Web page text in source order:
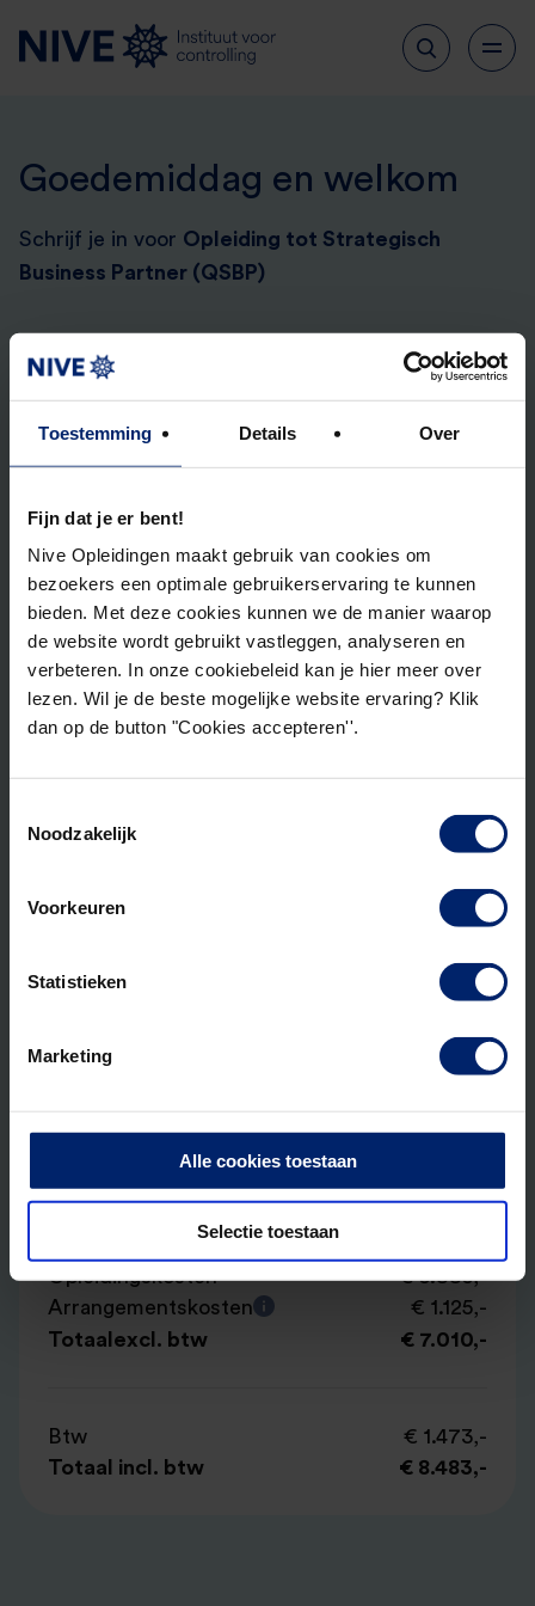
Toestemming Details Over
Fijn dat je er bent!
Nive Opleidingen maakt gebruik van cookies om
bezoekers een optimale gebruikerservaring te kunnen
bieden. Met deze cookies kunnen we de manier waarop
de website wordt gebruikt vastleggen, analyseren en
verbeteren. In onze cookiebeleid kan je hier meer over
lezen. Wil je de beste mogelijke website ervaring? Klik
dan op de button "Cookies accepteren''.
Noodzakelijk
Voorkeuren
Statistieken
Marketing
Alle cookies toestaan
Selectie toestaan
Goedemiddag en welkom
Schrijf je in voor Opleiding tot Strategisch
Business Partner (QSBP)
1 Programma 4
Jouw programma Aanpassen
Eerste lesdag
15 april 2027
Ga door naar gegevens
Opleiding tot Strategisch Business Partner
(QSBP)
Geen locatie beschikbaar
BTW vrijstelling?
Opleidingskosten
€ 5.885,-
Arrangementskosten
€ 1.125,-
Totaal excl. btw € 7.010,-
Btw
€ 1.473,-
Totaal incl. btw
€ 8.483,-